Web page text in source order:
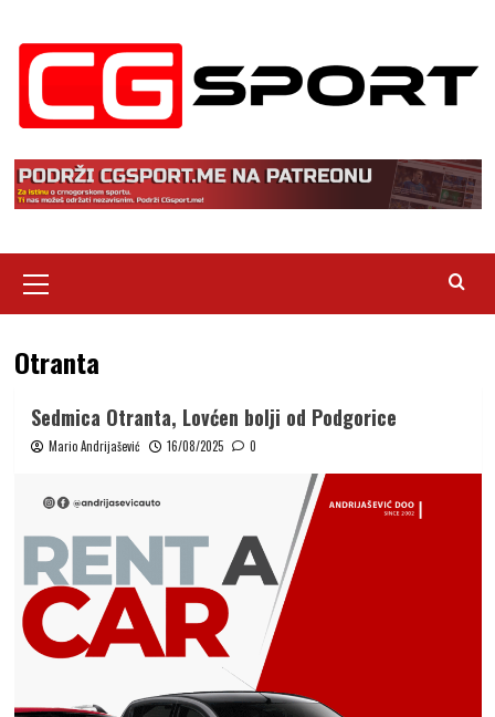
content
Menu
Otranta
Sedmica Otranta, Lovćen bolji od Podgorice
Mario Andrijašević 16/08/2025 0